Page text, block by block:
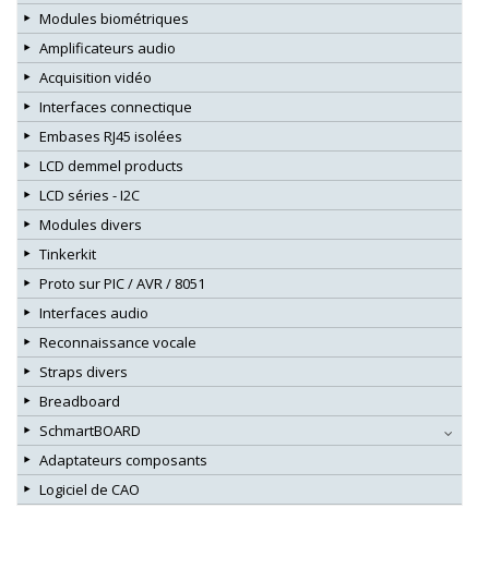
Modules biométriques
Amplificateurs audio
Acquisition vidéo
Interfaces connectique
Embases RJ45 isolées
LCD demmel products
LCD séries - I2C
Modules divers
Tinkerkit
Proto sur PIC / AVR / 8051
Interfaces audio
Reconnaissance vocale
Straps divers
Breadboard
SchmartBOARD
Adaptateurs composants
Logiciel de CAO